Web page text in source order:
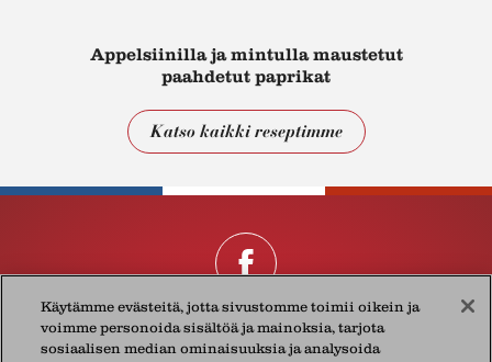
Appelsiinilla ja mintulla maustetut
paahdetut paprikat
Katso kaikki reseptimme
Présidentistä Tietosuojakäytännöistämme Yhteystiedot
Käytämme evästeitä, jotta sivustomme toimii oikein ja
voimme personoida sisältöä ja mainoksia, tarjota
sosiaalisen median ominaisuuksia ja analysoida